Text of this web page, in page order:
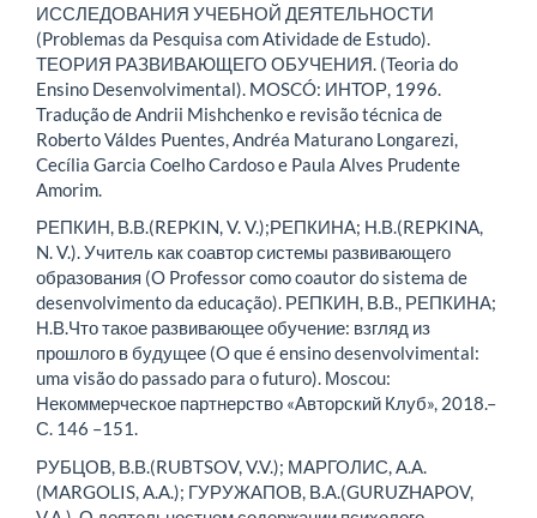
ИССЛЕДОВАНИЯ УЧЕБНОЙ ДЕЯТЕЛЬНОСТИ
(Problemas da Pesquisa com Atividade de Estudo).
ТЕОРИЯ РАЗВИВАЮЩЕГО ОБУЧЕНИЯ. (Teoria do
Ensino Desenvolvimental). MOSCÓ: ИНТОР, 1996.
Tradução de Andrii Mishchenko e revisão técnica de
Roberto Váldes Puentes, Andréa Maturano Longarezi,
Cecília Garcia Coelho Cardoso e Paula Alves Prudente
Amorim.
РЕПКИН, В.В.(REPKIN, V. V.);РЕПКИНА; Н.В.(REPKINA,
N. V.). Учитель как соавтор системы развивающего
образования (O Professor como coautor do sistema de
desenvolvimento da educação). РЕПКИН, В.В., РЕПКИНА;
Н.В.Что такое развивающее обучение: взгляд из
прошлого в будущее (O que é ensino desenvolvimental:
uma visão do passado para o futuro). Мoscou:
Некоммерческое партнерство «Авторский Клуб», 2018.–
С. 146 –151.
РУБЦОВ, В.В.(RUBTSOV, V.V.); МАРГОЛИС, А.А.
(MARGOLIS, A.A.); ГУРУЖАПОВ, В.А.(GURUZHAPOV,